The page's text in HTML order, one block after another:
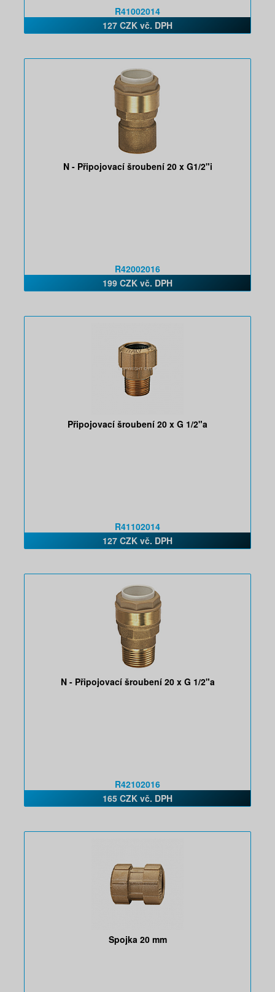
R41002014
127 CZK vč. DPH
N - Připojovací šroubení 20 x G1/2"i
R42002016
199 CZK vč. DPH
Připojovací šroubení 20 x G 1/2"a
R41102014
127 CZK vč. DPH
N - Připojovací šroubení 20 x G 1/2"a
R42102016
165 CZK vč. DPH
Spojka 20 mm